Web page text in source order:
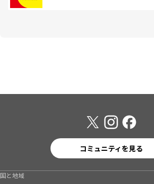
コミュニティを見る
国と地域